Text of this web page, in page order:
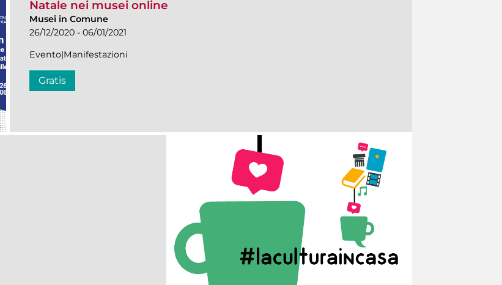
Natale nei musei online
Musei in Comune
26/12/2020 - 06/01/2021
Evento|Manifestazioni
Gratis